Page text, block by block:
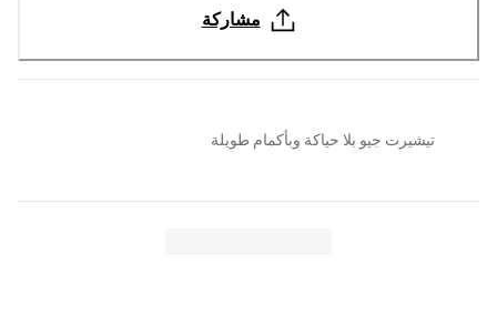
مشاركة
تيشيرت جيو بلا حياكة وبأكمام طويلة